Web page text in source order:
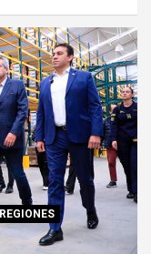
REGIONES